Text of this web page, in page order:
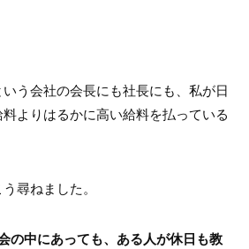
う会社の会長にも社長にも、私が日
よりはるかに高い給料を払っている
尋ねました。
の中にあっても、ある人が休日も教